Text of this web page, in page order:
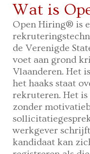
Wat is
Open Hiring® is
de Verenigde
voet aan grond
Vlaanderen. Het
het haaks staat
rekruteren. Het
zonder
werkgever
kandidaat kan